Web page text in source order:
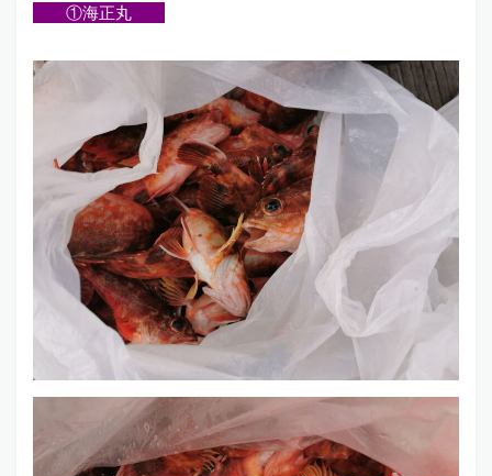
①海正丸